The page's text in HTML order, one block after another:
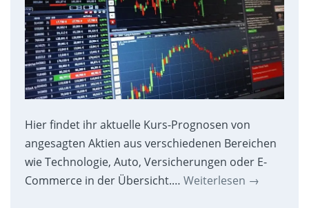
Hier findet ihr aktuelle Kurs-Prognosen von
angesagten Aktien aus verschiedenen Bereichen
wie Technologie, Auto, Versicherungen oder E-
Commerce in der Übersicht.… Weiterlesen →